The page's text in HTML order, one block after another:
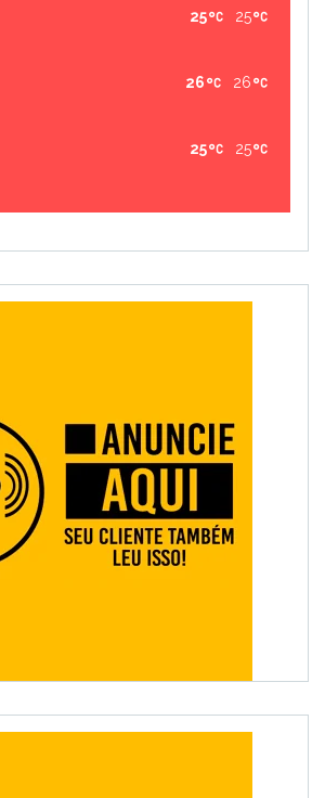
25
25
26
26
25
25